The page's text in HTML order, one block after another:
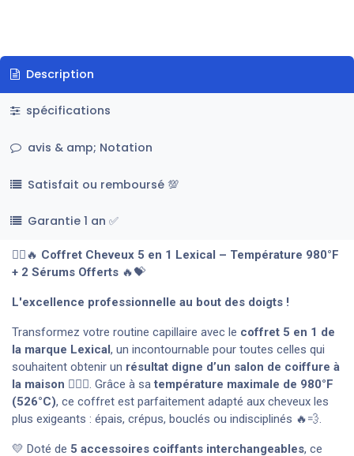
Description
spécifications
avis & amp; Notation
Satisfait ou remboursé 💯
Garantie 1 an ✅
💇‍♀️🔥 Coffret Cheveux 5 en 1 Lexical – Température 980°F
+ 2 Sérums Offerts 🔥💝
L'excellence professionnelle au bout des doigts !
Transformez votre routine capillaire avec le coffret 5 en 1 de
la marque Lexical, un incontournable pour toutes celles qui
souhaitent obtenir un résultat digne d’un salon de coiffure à
la maison 💆‍♀️✨. Grâce à satempérature maximale de 980°F
(526°C), ce coffret est parfaitement adapté aux cheveux les
plus exigeants : épais, crépus, bouclés ou indisciplinés 🔥💨.
💛 Doté de 5 accessoires coiffants interchangeables, ce